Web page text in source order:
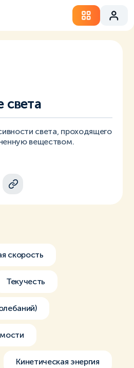
света
света, проходящего
веществом.
скорость
Текучесть
Кинетическая энергия